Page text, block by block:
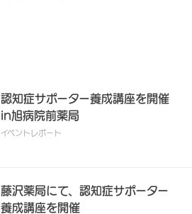
認知症サポーター養成講座を開催
in旭病院前薬局
イベントレポート
藤沢薬局にて、認知症サポーター
養成講座を開催